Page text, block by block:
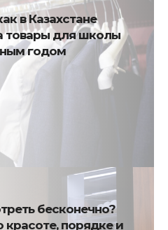
в Казахстане
товары для школы
годом
бесконечно?
красоте, порядке и